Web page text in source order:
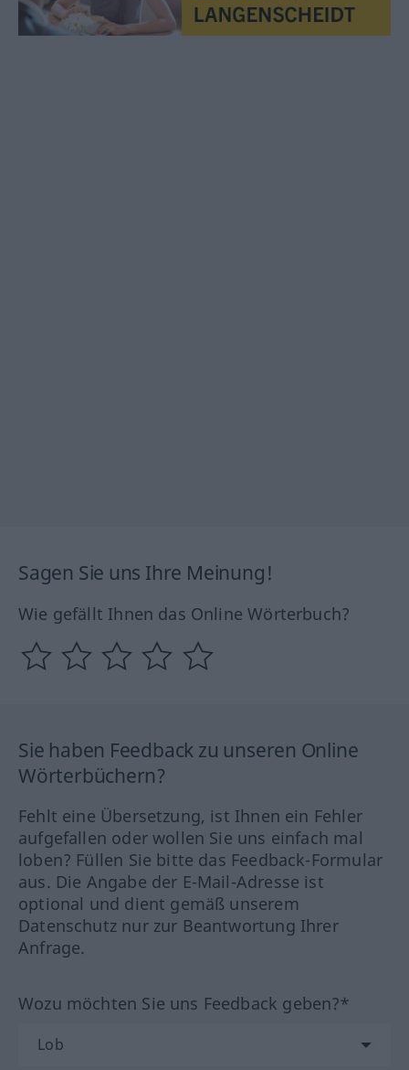
Sagen Sie uns Ihre Meinung!
Wie gefällt Ihnen das Online Wörterbuch?
Sie haben Feedback zu unseren Online
Wörterbüchern?
Fehlt eine Übersetzung, ist Ihnen ein Fehler
aufgefallen oder wollen Sie uns einfach mal
loben? Füllen Sie bitte das Feedback-Formular
aus. Die Angabe der E-Mail-Adresse ist
optional und dient gemäß unserem
Datenschutz nur zur Beantwortung Ihrer
Anfrage.
Wozu möchten Sie uns Feedback geben?*